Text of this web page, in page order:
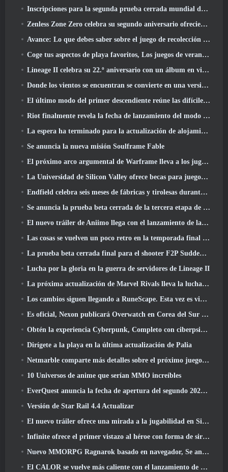
Inscripciones para la segunda prueba cerrada mundial de Global MapleStory Classic
Zenless Zone Zero celebra su segundo aniversario ofreciendo a los jugadores la posibilidad de elegir un agente de rango S gratuito
Avance: Lo que debes saber sobre el juego de recolección de criaturas de HoYoverse, Honkai: Alma de enlace
Coge tus aspectos de playa favoritos, Los juegos de verano han regresado a Overwatch
Lineage II celebra su 22.º aniversario con un álbum en vinilo de edición coleccionista
Donde los vientos se encuentran se convierte en una versión “Eastern Steampunk” 2.0
El último modo del primer descendiente reúne las difíciles batallas de intercepción del vacío y las profundidades
Riot finalmente revela la fecha de lanzamiento del modo clásico de League Of Legends
La espera ha terminado para la actualización de alojamiento para grandes jugadores de RuneScape
Se anuncia la nueva misión Soulframe Fable
El próximo arco argumental de Warframe lleva a los jugadores a un mapa estelar completamente nuevo, El sistema Tau
La Universidad de Silicon Valley ofrece becas para juegos y algunos de los requisitos son interesantes
Endfield celebra seis meses de fábricas y tirolesas durante su próxima actualización
Se anuncia la prueba beta cerrada de la tercera etapa de las batallas de infantería de Of War Thunder
El nuevo tráiler de Aniimo llega con el lanzamiento de la última prueba beta cerrada
Las cosas se vuelven un poco retro en la temporada final 11 Actualizar
La prueba beta cerrada final para el shooter F2P Sudden Attack Zero Point de Nexon comenzó hoy
Lucha por la gloria en la guerra de servidores de Lineage II
La próxima actualización de Marvel Rivals lleva la lucha a los dioses
Los cambios siguen llegando a RuneScape. Esta vez es vivienda para jugadores
Es oficial, Nexon publicará Overwatch en Corea del Sur en el futuro
Obtén la experiencia Cyberpunk, Completo con ciberpsicosis, En el próximo evento cruzado de Apex Legends
Dirígete a la playa en la última actualización de Palia
Netmarble comparte más detalles sobre el próximo juego de nivelación en solitario, Nivelación en solitario: KARMA en la Anime Expo
10 Universos de anime que serían MMO increíbles
EverQuest anuncia la fecha de apertura del segundo 2026 Servidor de expansión con bloqueo de tiempo
Versión de Star Rail 4.4 Actualizar
El nuevo tráiler ofrece una mirada a la jugabilidad en Silver Palace
Infinite ofrece el primer vistazo al héroe con forma de sirena que llegará en SS13: Recuperación de la vista
Nuevo MMORPG Ragnarok basado en navegador, Se anuncia el universo Ragnarok
El CALOR se vuelve más caliente con el lanzamiento de un nuevo mapa del desierto